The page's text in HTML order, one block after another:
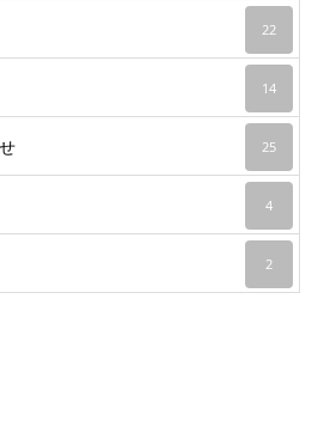
22
14
25
4
2